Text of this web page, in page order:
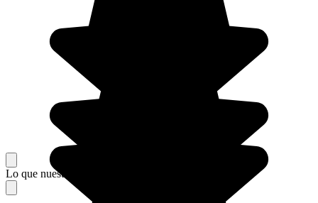
Lo que nuestros viajeros piensan de su estancia